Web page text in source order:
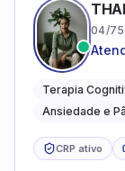
04/
Terapia
Ansiedade e
CRP ativo